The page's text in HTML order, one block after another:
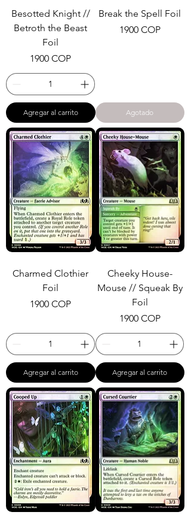
Besotted Knight //
Betroth the Beast
Foil
Precio
1900 COP
Agregar al carrito
Break the Spell Foil
Precio
1900 COP
Agotado
Charmed Clothier
Foil
Precio
1900 COP
Agregar al carrito
Cheeky House-
Mouse // Squeak By
Foil
Precio
1900 COP
Agregar al carrito